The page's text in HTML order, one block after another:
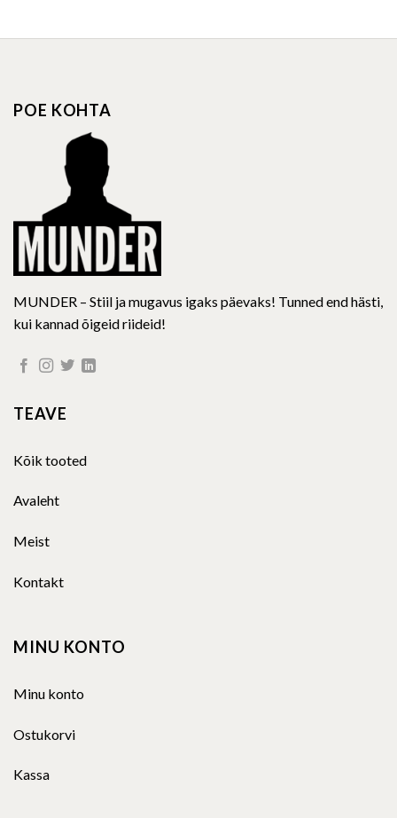
POE KOHTA
MUNDER – Stiil ja mugavus igaks päevaks! Tunned end hästi,
kui kannad õigeid riideid!
TEAVE
Kõik tooted
Avaleht
Meist
Kontakt
MINU KONTO
Minu konto
Ostukorvi
Kassa